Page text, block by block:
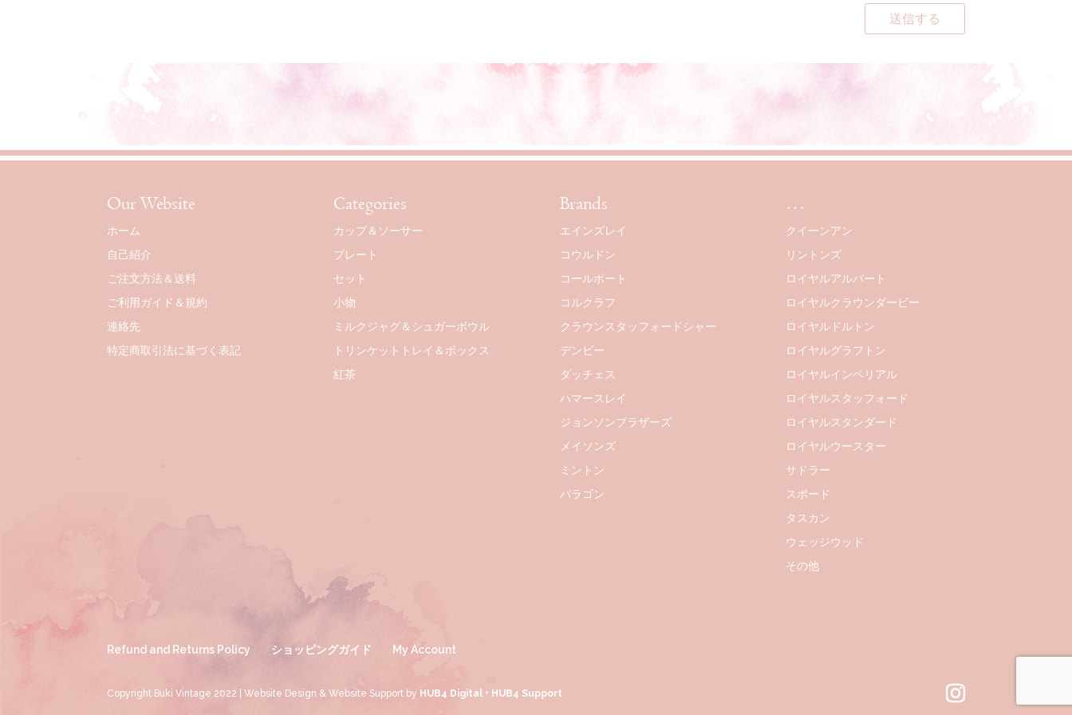
送信する
Our Website
ホーム
自己紹介
ご注文方法＆送料
ご利用ガイド＆規約
連絡先
特定商取引法に基づく表記
Categories
カップ＆ソーサー
プレート
セット
小物
ミルクジャグ＆シュガーボウル
トリンケットトレイ＆ボックス
紅茶
Brands
エインズレイ
コウルドン
コールポート
コルクラフ
クラウンスタッフォードシャー
デンビー
ダッチェス
ハマースレイ
ジョンソンブラザーズ
メイソンズ
ミントン
パラゴン
…
クイーンアン
リントンズ
ロイヤルアルバート
ロイヤルクラウンダービー
ロイヤルドルトン
ロイヤルグラフトン
ロイヤルインペリアル
ロイヤルスタッフォード
ロイヤルスタンダード
ロイヤルウースター
サドラー
スポード
タスカン
ウェッジウッド
その他
Refund and Returns Policy ショッピングガイド My Account
Copyright Buki Vintage 2022 | Website Design & Website Support by HUB4 Digital + HUB4 Support